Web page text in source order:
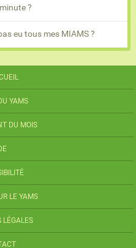
?
eu tous mes MIAMS ?
YAMS
DU MOIS
LE YAMS
LÉGALES